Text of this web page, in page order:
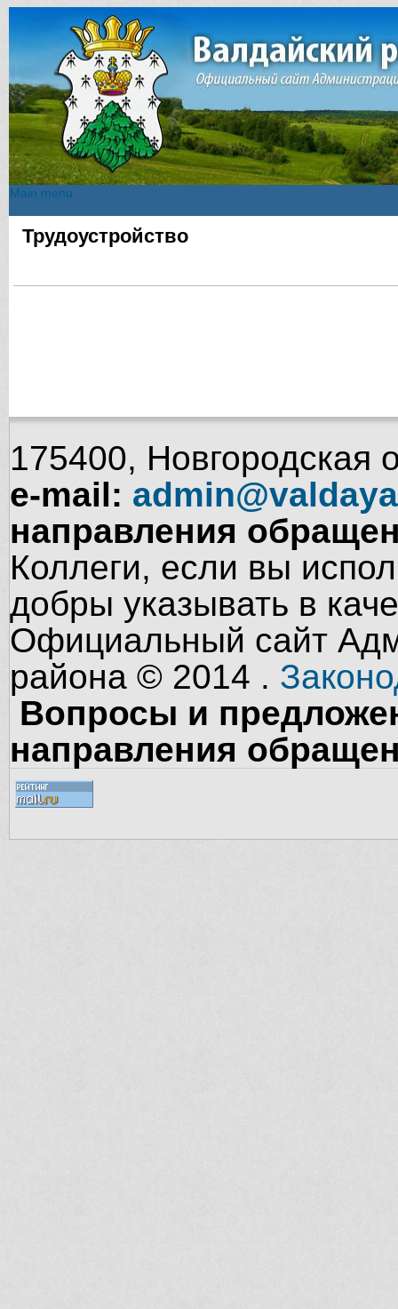
Main menu
Вы здесь
Трудоустройство
175400, Новгородская
e-mail:
направления
Коллеги, если вы
добры указывать в
Официальный сайт
района © 2014 .
Вопросы и
направления